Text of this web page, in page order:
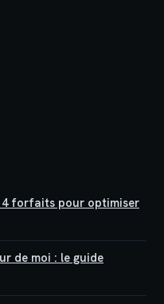
4 forfaits pour optimiser
de moi : le guide